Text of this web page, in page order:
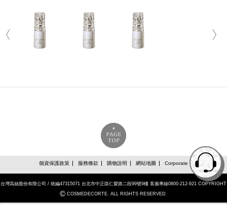
個資保護政策 服務條款 購物說明 網站地圖 Corporate
台灣高絲股份有限公司 / 統編47315071 台北市中正區仁愛路二段99號9樓 客服專線0800-212-921 COPYRIGHT
© COSMEDECORTE. ALL RIGHTS RESERVED.